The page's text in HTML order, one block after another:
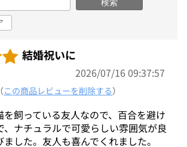
検索
結婚祝いに
2026/07/16 09:37:57
（この商品レビューを削除する）
を飼っている友人なので、百合を避け
、ナチュラルで可愛らしい雰囲気が良
した。友人も喜んでくれました。